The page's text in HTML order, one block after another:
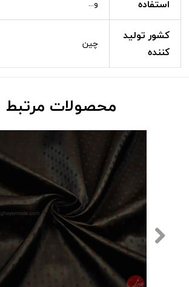
استفاده
و...
کشور تولید
کننده
چین
محصولات مرتبط